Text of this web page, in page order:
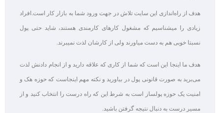
هدف از راه‌اندازی این سایت تلاش در جهت ورود شما به بازار کار است.افراد
زیادی را میشناسیم که مشغول کارهای کارمندی هستند، شاید حتی پول
نسبتا خوبی هم به دست میاورند ولی از کارشان لذت نمیبرند.
هدف ما اینجا این است که شما از کاری که علاقه‌ دارید و از انجام دادنش لذت
می‌برید به صورت قانونی پول در بیاورید و نکته مهم اینجاست که حوزه هک و
امنیت یک حوزه پولساز است به شرط این که راه درست را انتخاب کنید و از
مسیر درست به دنبال نتیجه گرفتن باشید.